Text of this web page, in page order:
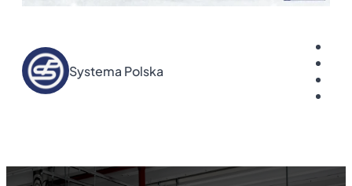
Systema Polska